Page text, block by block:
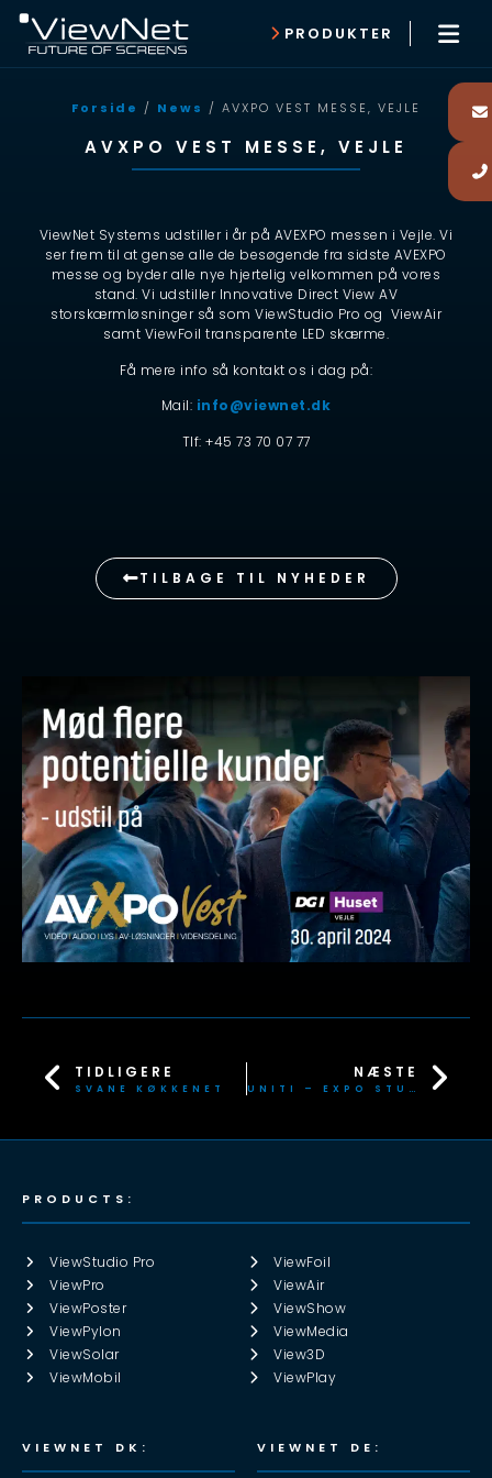
PRODUKTER
Forside / News / AVXPO VEST MESSE, VEJLE
AVXPO VEST MESSE, VEJLE
ViewNet Systems udstiller i år på AVEXPO messen i Vejle. Vi
ser frem til at gense alle de besøgende fra sidste AVEXPO
messe og byder alle nye hjertelig velkommen på vores
stand. Vi udstiller Innovative Direct View AV
storskærmløsninger så som ViewStudio Pro og ViewAir
samt ViewFoil transparente LED skærme.
Få mere info så kontakt os i dag på:
Mail: info@viewnet.dk
Tlf: +45 73 70 07 77
TILBAGE TIL NYHEDER
TIDLIGERE
SVANE KØKKENET
NÆSTE
UNITI – EXPO STUTTGART 2024
PRODUCTS:
ViewStudio Pro
ViewPro
ViewPoster
ViewPylon
ViewSolar
ViewMobil
ViewFoil
ViewAir
ViewShow
ViewMedia
View3D
ViewPlay
VIEWNET DK: VIEWNET DE: